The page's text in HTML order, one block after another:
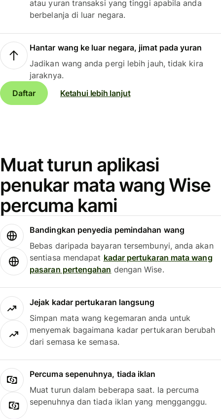
atau yuran transaksi yang tinggi apabila anda
berbelanja di luar negara.
Hantar wang ke luar negara, jimat pada yuran
Jadikan wang anda pergi lebih jauh, tidak kira
jaraknya.
Daftar
Ketahui lebih lanjut
Muat turun aplikasi
penukar mata wang Wise
percuma kami
Bandingkan penyedia pemindahan wang
Bebas daripada bayaran tersembunyi, anda akan
sentiasa mendapat kadar pertukaran mata wang
pasaran pertengahan dengan Wise.
Jejak kadar pertukaran langsung
Simpan mata wang kegemaran anda untuk
menyemak bagaimana kadar pertukaran berubah
dari semasa ke semasa.
Percuma sepenuhnya, tiada iklan
Muat turun dalam beberapa saat. Ia percuma
sepenuhnya dan tiada iklan yang mengganggu.